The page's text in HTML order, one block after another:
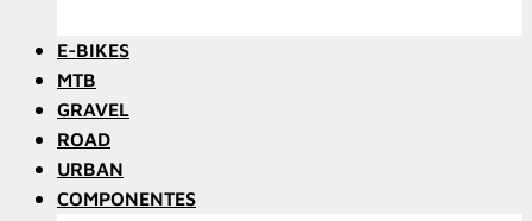
E-BIKES
MTB
GRAVEL
ROAD
URBAN
COMPONENTES